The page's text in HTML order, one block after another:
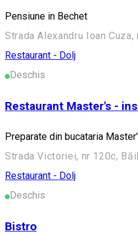
Pensiune in Bechet
Strada Alexandru Ioan Cuza,
Restaurant - Dolj
Deschis
Restaurant Master's -
Preparate din bucataria
Strada Victoriei, nr 120c,
Restaurant - Dolj
Deschis
Bistro